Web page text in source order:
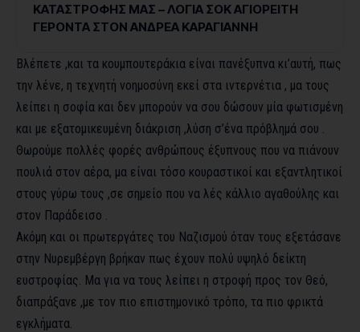
ΚΑΤΑΣΤΡΟΦΗΣ ΜΑΣ – ΛΟΓΙΑ ΣΟΚ ΑΓΙΟΡΕΙΤΗ
ΓΕΡΟΝΤΑ ΣΤΟΝ ΑΝΔΡΕΑ ΚΑΡΑΓΙΑΝΝΗ
Βλέπετε ,και τα κουμπουτεράκια είναι πανέξυπνα κι’αυτή, πως
την λένε, η τεχνητή νοημοσύνη εκεί στα ιντερνέτια , μα τους
λείπει η σοφία και δεν μπορούν να σου δώσουν μία φωτισμένη
και με εξατομικευμένη διάκριση ,λύση σ’ένα πρόβλημά σου .
Θωρούμε πολλές φορές ανθρώπους έξυπνους που να πιάνουν
πουλιά στον αέρα, μα είναι τόσο κουραστικοί και εξαντλητικοί
στους γύρω τους ,σε σημείο που να λές κάλλιο αγαθούλης και
στον Παράδεισο .
Ακόμη και οι πρωτεργάτες του Ναζισμού όταν τους εξετάσανε
στην Νυρεμβέργη βρήκαν πως έχουν πολύ υψηλό δείκτη
ευστροφίας. Μα για να τους λείπει η στροφή προς τον Θεό,
διαπράξανε ,με τον πιο επιστημονικό τρόπο, τα πιο φρικτά
εγκλήματα.